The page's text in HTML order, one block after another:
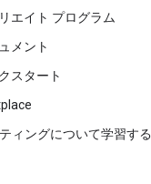
エイト プログラム
メント
スタート
ィングについて学習する